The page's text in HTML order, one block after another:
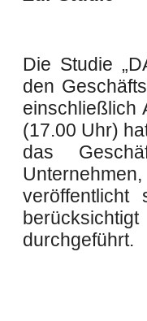
Die Studie
den
einschließlich
(17.00 Uhr)
das
veröffentlicht
durchgeführt.